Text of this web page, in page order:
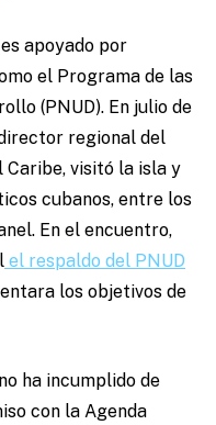
apoyado por
el Programa de las
(PNUD). En julio de
regional del
Caribe, visitó la isla y
cubanos, entre los
En el encuentro,
el respaldo del PNUD
los objetivos de
ha incumplido de
con la Agenda